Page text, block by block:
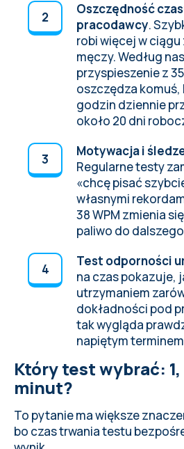
Oszczędność
pracodawcy.
robi więcej w
męczy.Według
przyspieszenie z
oszczędza komuś,
godzin dziennie
około 20 dni
Motywacja i
Regularne testy
«chcę pisać
własnymi
38 WPM zmienia
paliwo do
Test odporności
na czas pokazuje,
utrzymaniem
dokładności pod
tak wygląda
napiętym
Który test wybrać: 1,
minut?
To pytanie ma większe
bo czas trwania testu